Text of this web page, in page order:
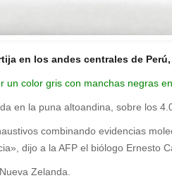
en los andes centrales de Perú,
color gris con manchas negras
en la puna altoandina, sobre los
combinando evidencias
dijo a la AFP el biólogo Ernesto
Zelanda.